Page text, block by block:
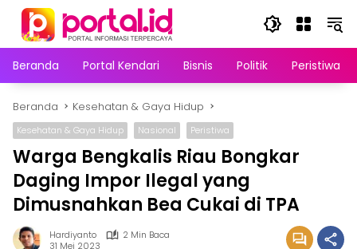
Langsung
konten
Beranda
Portal Kendari Bisnis Politik Peristiwa
Beranda Kesehatan & Gaya Hidup
Kesehatan & Gaya Hidup Nasional Peristiwa
Warga Bengkalis Riau Bongkar
Daging Impor Ilegal yang
Dimusnahkan Bea Cukai di TPA
Hardiyanto
2 Min Baca
31 Mei 2023